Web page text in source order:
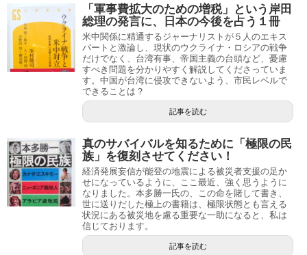
「軍事費拡大のための増税」という岸田
総理の発言に、日本の今後を占う１冊
米中関係に精通するジャーナリストが５人のエキス
パートと激論し、現状のウクライナ・ロシアの戦争
だけでなく、台湾有事、帝国主義の台頭など、憂慮
すべき問題を分かりやすく解説してくださっていま
す。中国が台湾に侵攻できないよう、市民レベルで
できることは？
記事を読む
真のサバイバルを知るために「極限の民
族」を復刻させてください！
経済発展妄信が能登の地震による被災者支援の足か
せになっているように、ここ最近、強く思うように
なりました。本多勝一氏の、この命を賭して書き、
世に送りだした極上の書籍は、極限状態とも言える
状況にある被災地を慮る重要な一助になると、私は
信じております。
記事を読む